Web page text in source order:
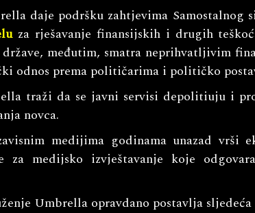
daje podršku zahtjevima
za rješavanje finansijskih i drugih
države, međutim, smatra neprihvatljivim
odnos prema političarima i političko
traži da se javni servisi depolitiuju i
novca.
medijima godinama unazad
za medijsko izvještavanje koje
Umbrella opravdano postavlja